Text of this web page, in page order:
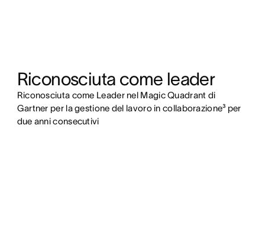
Riconosciuta come leader
Riconosciuta come Leader nel Magic Quadrant di
Gartner per la gestione del lavoro in collaborazione³ per
due anni consecutivi